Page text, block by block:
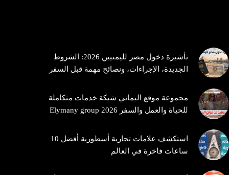
تأشيرة دخول مصر لليمنيين 2026: الشروط
الجديدة، الإجراءات، ونصائح مهمة قبل السفر
مجموعة موقع اليماني شبكة خدمات متكاملة
للحياة والعمل والسفر 2026 Elymany group
استكشف علامات تجارية أسطورية أفضل 10
ساعات فاخرة في العالم